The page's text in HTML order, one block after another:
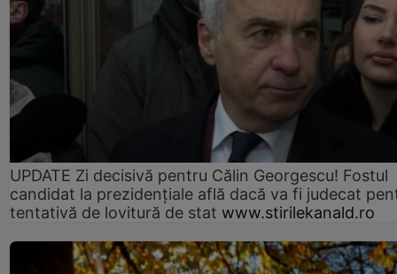
UPDATE Zi decisivă pentru Călin Georgescu! Fostul
candidat la prezidențiale află dacă va fi judecat
tentativă de lovitură de stat www.stirilekanald.ro